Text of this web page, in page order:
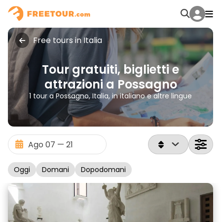
Free tours in Italia
Tour gratuiti, biglietti e
attrazioni a Possagno
1 tour a Possagno, Italia, in italiano e altre lingue
Oggi Domani Dopodomani